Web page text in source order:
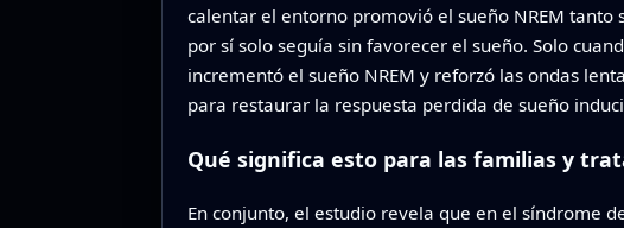
calentar el entorno promovió el sueño NREM
por sí solo seguía sin favorecer el sueño. Solo
incrementó el sueño NREM y reforzó las ondas
para restaurar la respuesta perdida de sueño
Qué significa esto para las familias y
En conjunto, el estudio revela que en el síndrome